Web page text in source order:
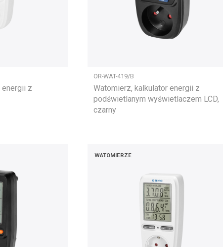
energii z
OR-WAT-419/B
Watomierz, kalkulator energii z
podświetlanym wyświetlaczem LCD,
czarny
WATOMIERZE